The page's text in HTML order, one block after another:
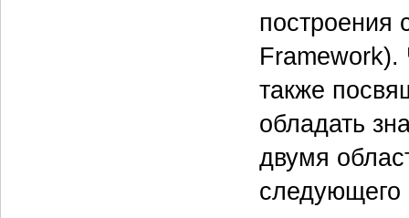
построения
Framework).
также
обладать
двумя
следующего